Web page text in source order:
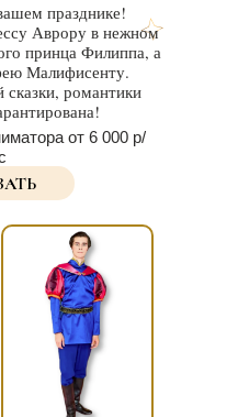
от 6 000 р/
празднике!
Аврору в нежном
принца Филиппа, а
Малифисенту.
романтики